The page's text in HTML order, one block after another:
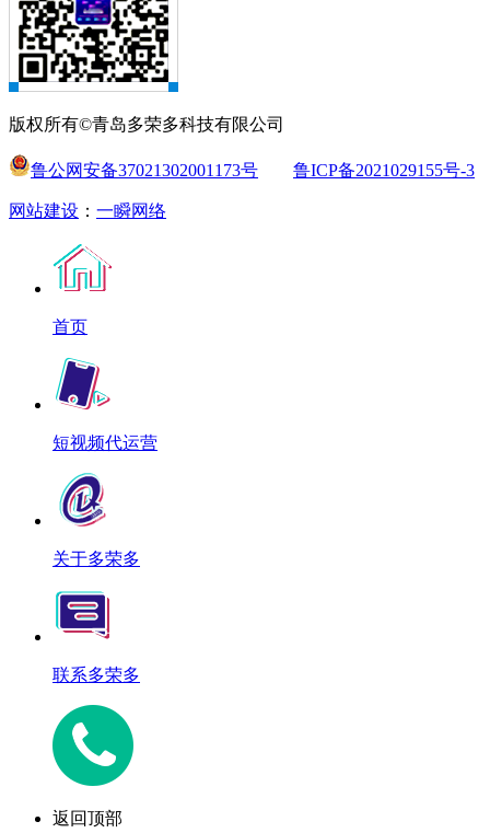
版权所有©青岛多荣多科技有限公司
鲁公网安备37021302001173号 鲁ICP备2021029155号-3
网站建设 ： 一瞬网络
首页
短视频代运营
关于多荣多
联系多荣多
返回顶部